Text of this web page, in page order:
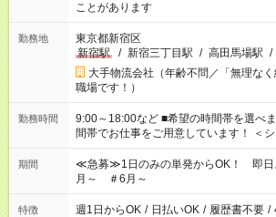
ことがあります
勤務地
東京都新宿区
新宿駅
/ 新宿三丁目駅 / 高田馬場駅 /
大手物流会社（年齢不問／「無理な
職場です！）
勤務時間
9:00～18:00など ■希望の時間帯を選べます！ ▼他にも様
間帯でお仕事をご用意しています！ ＜
17:00～22:00 13:00～22:00 22:00～翌
期間
≪急募≫1日のみの単発からOK！ 即
月～ ＃6月～
特徴 週1日からOK / 日払いOK / 履歴書不要 /